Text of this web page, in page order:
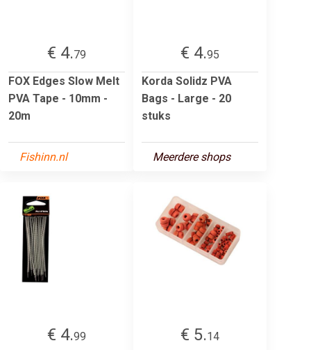
€ 4.79
FOX Edges Slow Melt
PVA Tape - 10mm -
20m
Fishinn.nl
€ 4.95
Korda Solidz PVA
Bags - Large - 20
stuks
Meerdere shops
€ 4.99 € 5.14